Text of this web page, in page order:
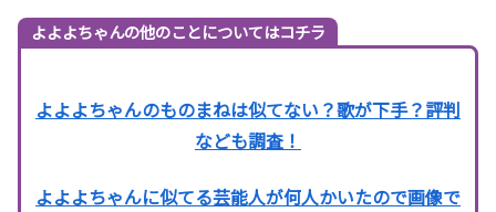
よよよちゃんの他のことについてはコチラ
よよよちゃんのものまねは似てない？歌が下手？評判
なども調査！
よよよちゃんに似てる芸能人が何人かいたので画像で